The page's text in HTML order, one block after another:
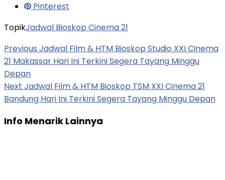
Pinterest
TopikJadwal Bioskop Cinema 21
Previous Jadwal Film & HTM Bioskop Studio XXI Cinema
21 Makassar Hari Ini Terkini Segera Tayang Minggu
Depan
Next Jadwal Film & HTM Bioskop TSM XXI Cinema 21
Bandung Hari Ini Terkini Segera Tayang Minggu Depan
Info Menarik Lainnya